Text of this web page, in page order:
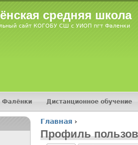
средняя школа
сайт КОГОБУ СШ с УИОП пгт Фаленки
Вы здесь
Главная ›
Профиль
Фалёнки Дистанционное обучение